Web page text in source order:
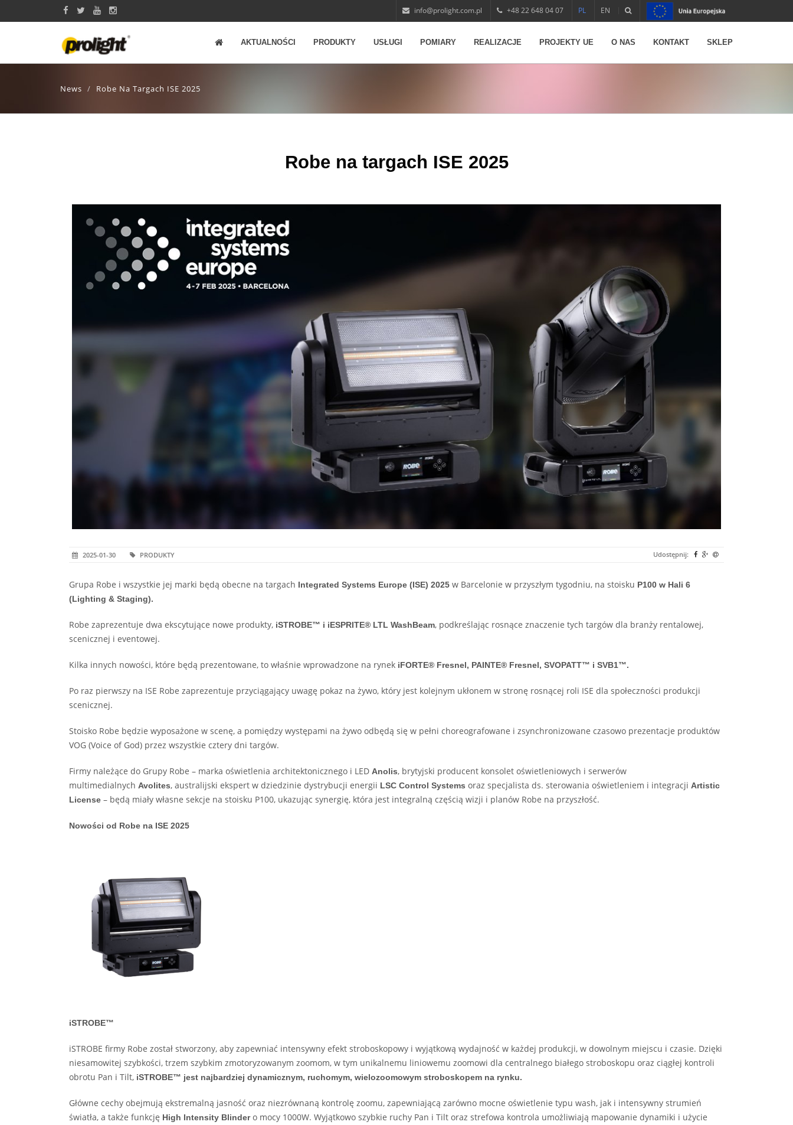
info@prolight.com.pl +48 22 648 04 07 PL EN
AKTUALNOŚCI PRODUKTY USŁUGI POMIARY REALIZACJE PROJEKTY UE O NAS KONTAKT SKLEP
News Robe Na Targach ISE 2025
Robe na targach ISE 2025
2025-01-30 PRODUKTY Udostępnij:
Grupa Robe i wszystkie jej marki będą obecne na targach Integrated Systems Europe (ISE) 2025 w Barcelonie w przyszłym tygodniu, na stoisku P100 w Hali 6
(Lighting & Staging).
Robe zaprezentuje dwa ekscytujące nowe produkty, iSTROBE™ i iESPRITE® LTL WashBeam, podkreślając rosnące znaczenie tych targów dla branży rentalowej,
scenicznej i eventowej.
Kilka innych nowości, które będą prezentowane, to właśnie wprowadzone na rynek iFORTE® Fresnel, PAINTE® Fresnel, SVOPATT™ i SVB1™.
Po raz pierwszy na ISE Robe zaprezentuje przyciągający uwagę pokaz na żywo, który jest kolejnym ukłonem w stronę rosnącej roli ISE dla społeczności produkcji
scenicznej.
Stoisko Robe będzie wyposażone w scenę, a pomiędzy występami na żywo odbędą się w pełni choreografowane i zsynchronizowane czasowo prezentacje produktów
VOG (Voice of God) przez wszystkie cztery dni targów.
Firmy należące do Grupy Robe – marka oświetlenia architektonicznego i LED Anolis, brytyjski producent konsolet oświetleniowych i serwerów
multimedialnych Avolites, australijski ekspert w dziedzinie dystrybucji energii LSC Control Systems oraz specjalista ds. sterowania oświetleniem i integracji Artistic
License – będą miały własne sekcje na stoisku P100, ukazując synergię, która jest integralną częścią wizji i planów Robe na przyszłość.
Nowości od Robe na ISE 2025
iSTROBE™
iSTROBE firmy Robe został stworzony, aby zapewniać intensywny efekt stroboskopowy i wyjątkową wydajność w każdej produkcji, w dowolnym miejscu i czasie. Dzięki
niesamowitej szybkości, trzem szybkim zmotoryzowanym zoomom, w tym unikalnemu liniowemu zoomowi dla centralnego białego stroboskopu oraz ciągłej kontroli
obrotu Pan i Tilt, iSTROBE™ jest najbardziej dynamicznym, ruchomym, wielozoomowym stroboskopem na rynku.
Główne cechy obejmują ekstremalną jasność oraz niezrównaną kontrolę zoomu, zapewniającą zarówno mocne oświetlenie typu wash, jak i intensywny strumień
światła, a także funkcję High Intensity Blindero mocy 1000W. Wyjątkowo szybkie ruchy Pan i Tilt oraz strefowa kontrola umożliwiają mapowanie dynamiki i użycie